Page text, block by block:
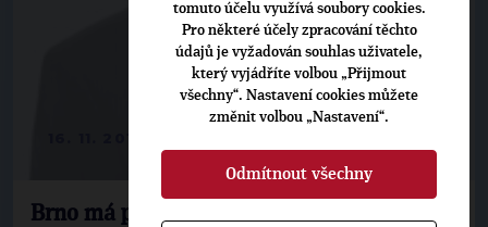
Brno má přijít o miliony z hazardu
tomuto účelu využívá soubory cookies.
Pro některé účely zpracování těchto
údajů je vyžadován souhlas uživatele,
který vyjádříte volbou „Přijmout
všechny“. Nastavení cookies můžete
změnit volbou „Nastavení“.
Odmítnout všechny